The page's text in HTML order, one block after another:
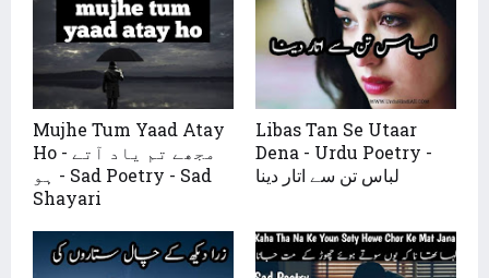
Mujhe Tum Yaad Atay
Ho - مجھے تم یاد آتے
ہو - Sad Poetry - Sad
Shayari
Libas Tan Se Utaar
Dena - Urdu Poetry -
لباس تن سے اتار دینا